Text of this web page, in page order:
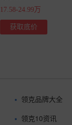
17.58-24.99万
获取底价
领克品牌大全
领克10资讯